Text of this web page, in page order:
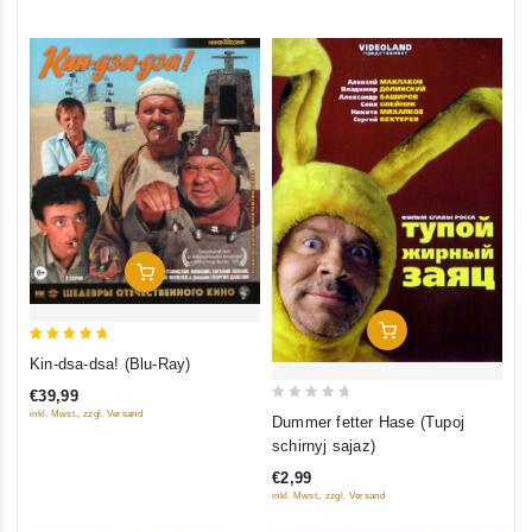
In Den Warenkorb
Kin-dsa-dsa! (Blu-Ray)
€39,99
inkl. Mwst., zzgl. Versand
In Den Warenkorb
5
Dummer fetter Hase (Tupoj
schirnyj sajaz)
€2,99
inkl. Mwst., zzgl. Versand